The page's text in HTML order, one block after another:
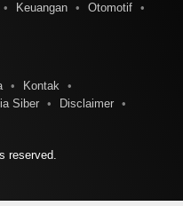
Keuangan
Otomotif
Kontak
Siber
Disclaimer
reserved.